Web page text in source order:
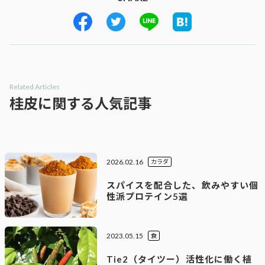
Related Articles
桂皮に関する人気記事
2026.02.16
スパイスを配合した、飲みやすい個
性派プロテイン5選
カラダ
2023.05.15
Tie2（タイツー）活性化に働く植
食